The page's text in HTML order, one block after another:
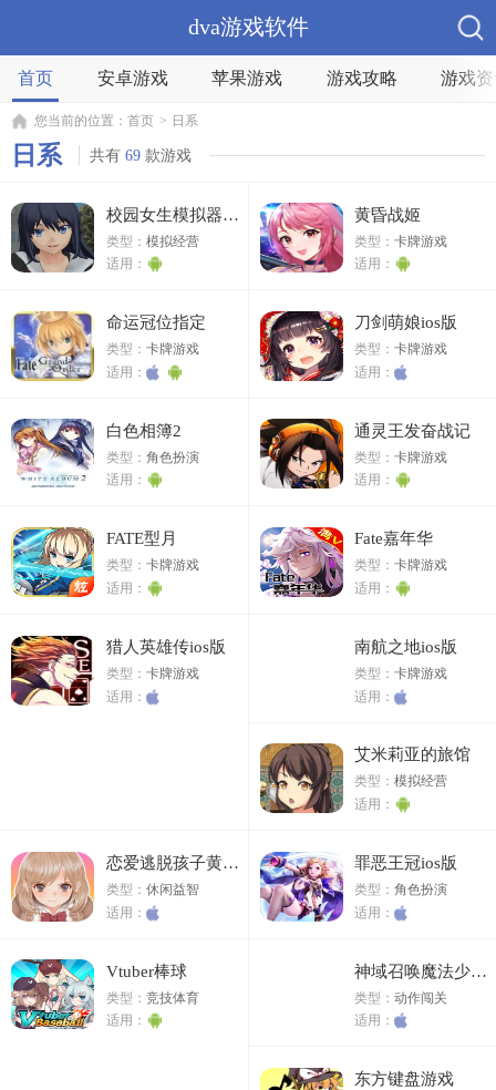
dva游戏软件
首页 安卓游戏 苹果游戏 游戏攻略 游戏
您当前的位置： 首页 > 日系
日系 共有 69 款游戏
校园女生模拟器2022
类型： 模拟经营
适用：
黄昏战姬
类型：卡牌游戏
适用：
命运冠位指定
类型： 卡牌游戏
适用：
刀剑萌娘ios版
类型：卡牌游戏
适用：
白色相簿2
类型： 角色扮演
适用：
通灵王发奋战记
类型：卡牌游戏
适用：
FATE型月
类型： 卡牌游戏
适用：
Fate嘉年华
类型：卡牌游戏
适用：
猎人英雄传ios版
类型： 卡牌游戏
适用：
南航之地ios版
类型：卡牌游戏
适用：
艾米莉亚的旅馆
类型：模拟经营
适用：
恋爱逃脱孩子黄昏的樱花ios版
类型： 休闲益智
适用：
罪恶王冠ios版
类型：角色扮演
适用：
Vtuber棒球
类型： 竞技体育
适用：
神域召唤魔法少女ios版
类型：动作闯关
适用：
东方键盘游戏